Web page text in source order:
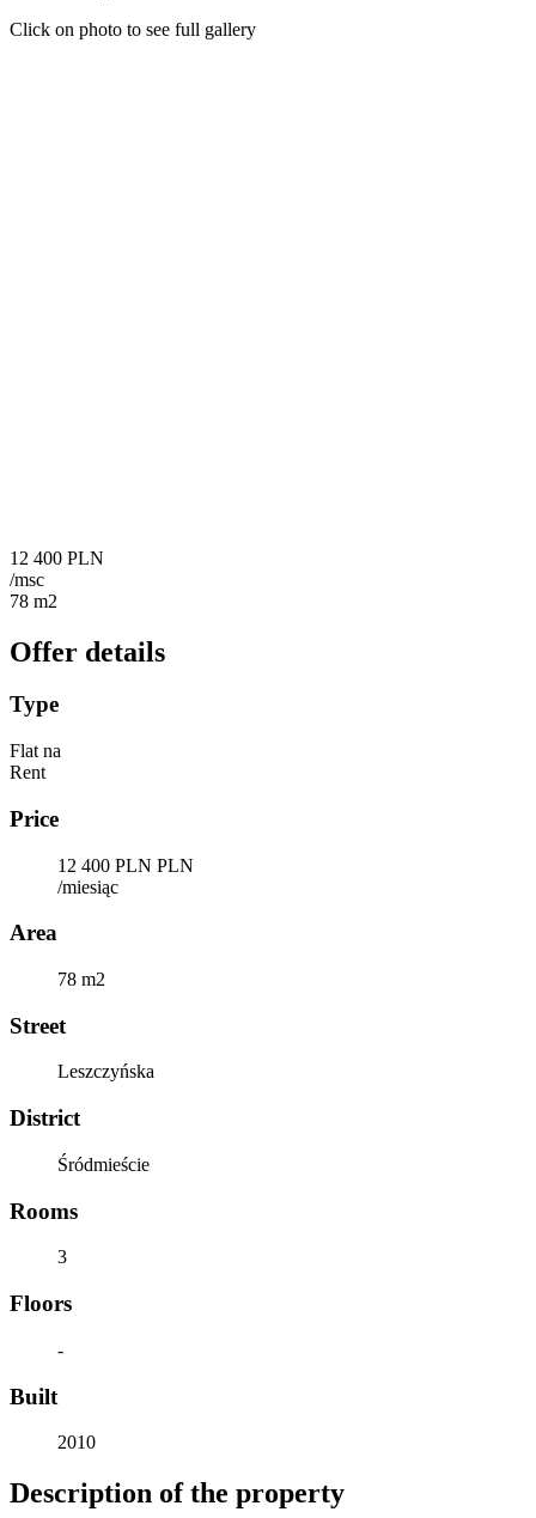
Click on photo to see full gallery
12 400 PLN
/msc
78 m2
Offer details
Type
Flat na
Rent
Price
12 400 PLN PLN
/miesiąc
Area
78 m2
Street
Leszczyńska
District
Śródmieście
Rooms
3
Floors
-
Built
2010
Description of the property